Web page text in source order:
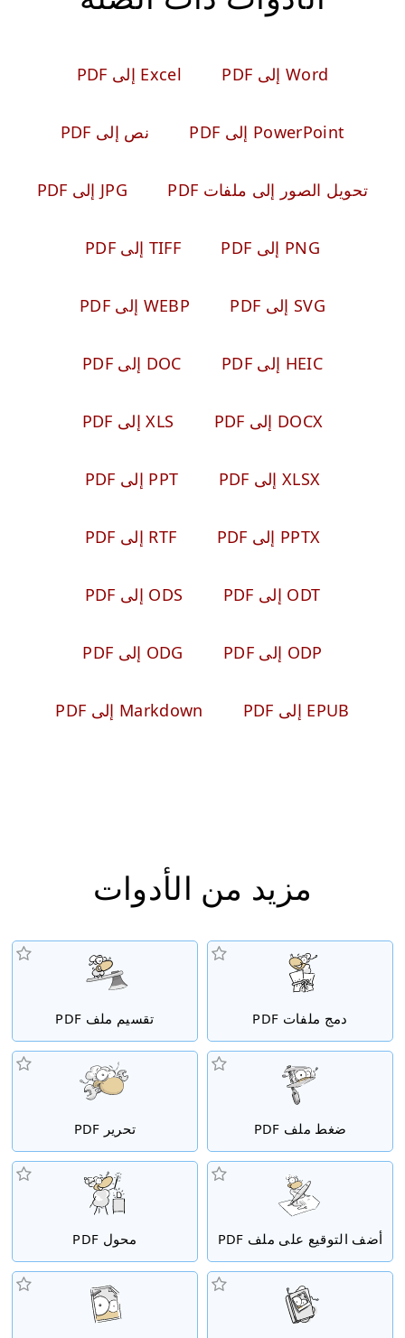
Word إلى PDF Excel إلى PDF
PowerPoint إلى PDF نص إلى PDF
تحويل الصور إلى ملفات PDF JPG إلى PDF
PNG إلى PDF TIFF إلى PDF
SVG إلى PDF WEBP إلى PDF
HEIC إلى PDF DOC إلى PDF
DOCX إلى PDF XLS إلى PDF
XLSX إلى PDF PPT إلى PDF
PPTX إلى PDF RTF إلى PDF
ODT إلى PDF ODS إلى PDF
ODP إلى PDF ODG إلى PDF
EPUB إلى PDF Markdown إلى PDF
مزيد من الأدوات
دمج ملفات PDF تقسيم ملف PDF
ضغط ملف PDF تحرير PDF
أضف التوقيع على ملف PDF محول PDF